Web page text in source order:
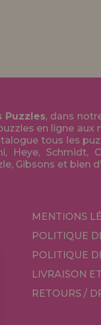
Puzzles, dans
en ligne aux
tous les
Heye, Schmidt,
Gibsons et bien
MENTIONS
POLITIQUE
POLITIQUE
LIVRAISON
RETOURS /